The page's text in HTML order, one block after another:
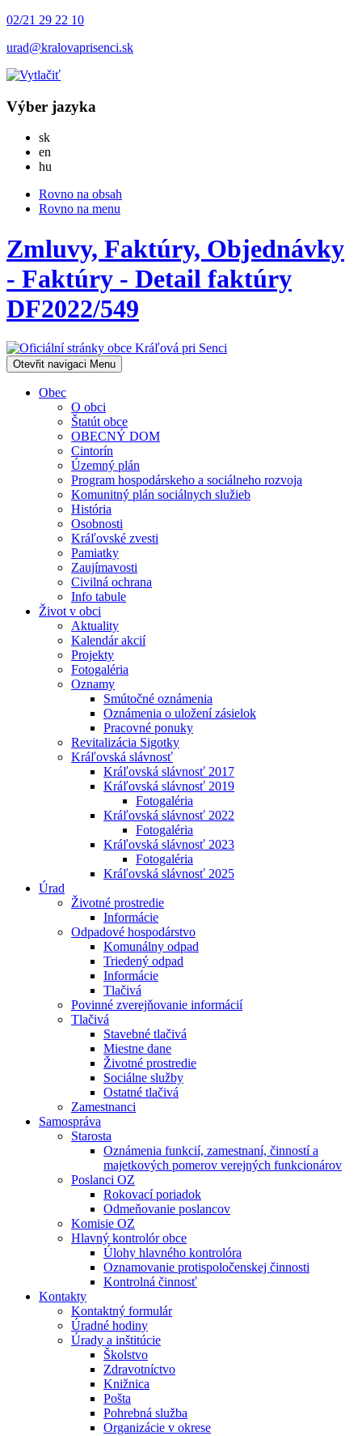
02/21 29 22 10
urad@kralovaprisenci.sk
Výber jazyka
skSlovensky
en
hu
Rovno na obsah
Rovno na menu
Zmluvy, Faktúry, Objednávky
- Faktúry - Detail faktúry
DF2022/549
Otevřit navigaci Menu
Obec
O obci
Štatút obce
OBECNÝ DOM
Cintorín
Územný plán
Program hospodárskeho a sociálneho rozvoja
Komunitný plán sociálnych služieb
História
Osobnosti
Kráľovské zvesti
Pamiatky
Zaujímavosti
Civilná ochrana
Info tabule
Život v obci
Aktuality
Kalendár akcií
Projekty
Fotogaléria
Oznamy
Smútočné oznámenia
Oznámenia o uložení zásielok
Pracovné ponuky
Revitalizácia Sigotky
Kráľovská slávnosť
Kráľovská slávnosť 2017
Kráľovská slávnosť 2019
Fotogaléria
Kráľovská slávnosť 2022
Fotogaléria
Kráľovská slávnosť 2023
Fotogaléria
Kráľovská slávnosť 2025
Úrad
Životné prostredie
Informácie
Odpadové hospodárstvo
Komunálny odpad
Triedený odpad
Informácie
Tlačivá
Povinné zverejňovanie informácií
Tlačivá
Stavebné tlačivá
Miestne dane
Životné prostredie
Sociálne služby
Ostatné tlačivá
Zamestnanci
Samospráva
Starosta
Oznámenia funkcií, zamestnaní, činností a
majetkových pomerov verejných funkcionárov
Poslanci OZ
Rokovací poriadok
Odmeňovanie poslancov
Komisie OZ
Hlavný kontrolór obce
Úlohy hlavného kontrolóra
Oznamovanie protispoločenskej činnosti
Kontrolná činnosť
Kontakty
Kontaktný formulár
Úradné hodiny
Úrady a inštitúcie
Školstvo
Zdravotníctvo
Knižnica
Pošta
Pohrebná služba
Organizácie v okrese